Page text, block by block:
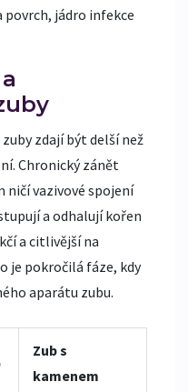
povrch, jádro infekce
zdají být delší než
Chronický zánět
ničí vazivové spojení
a odhalují kořen
a citlivější na
je pokročilá fáze, kdy
aparátu zubu.
Zub s
kamenem